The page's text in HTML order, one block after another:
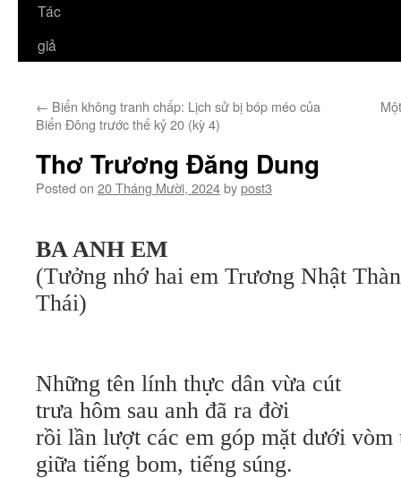
Tác
giả
← Biển không tranh chấp: Lịch sử bị bóp méo của
Biển Đông trước thế kỷ 20 (kỳ 4)
Thơ Trương Đăng Dung
Posted on 20 Tháng Mười, 2024bypost3
BA ANH EM
(Tưởng nhớ hai em Trương Nhật
Thái)
Những tên lính thực dân vừa cút
trưa hôm sau anh đã ra đời
rồi lần lượt các em góp mặt dưới vòm
giữa tiếng bom, tiếng súng.